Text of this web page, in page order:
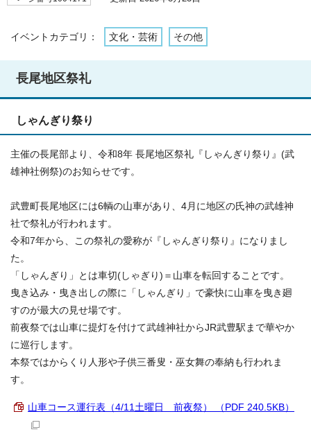
イベントカテゴリ： 文化・芸術 その他
長尾地区祭礼
しゃんぎり祭り
主催の長尾部より、令和8年 長尾地区祭礼『しゃんぎり祭り』(武
雄神社例祭)のお知らせです。
武豊町長尾地区には6輌の山車があり、4月に地区の氏神の武雄神
社で祭礼が行われます。
令和7年から、この祭礼の愛称が『しゃんぎり祭り』になりまし
た。
「しゃんぎり」とは車切(しゃぎり)＝山車を転回することです。
曳き込み・曳き出しの際に「しゃんぎり」で豪快に山車を曳き廻
すのが最大の見せ場です。
前夜祭では山車に提灯を付けて武雄神社からJR武豊駅まで華やか
に巡行します。
本祭ではからくり人形や子供三番叟・巫女舞の奉納も行われま
す。
山車コース運行表（4/11土曜日 前夜祭） （PDF 240.5KB）